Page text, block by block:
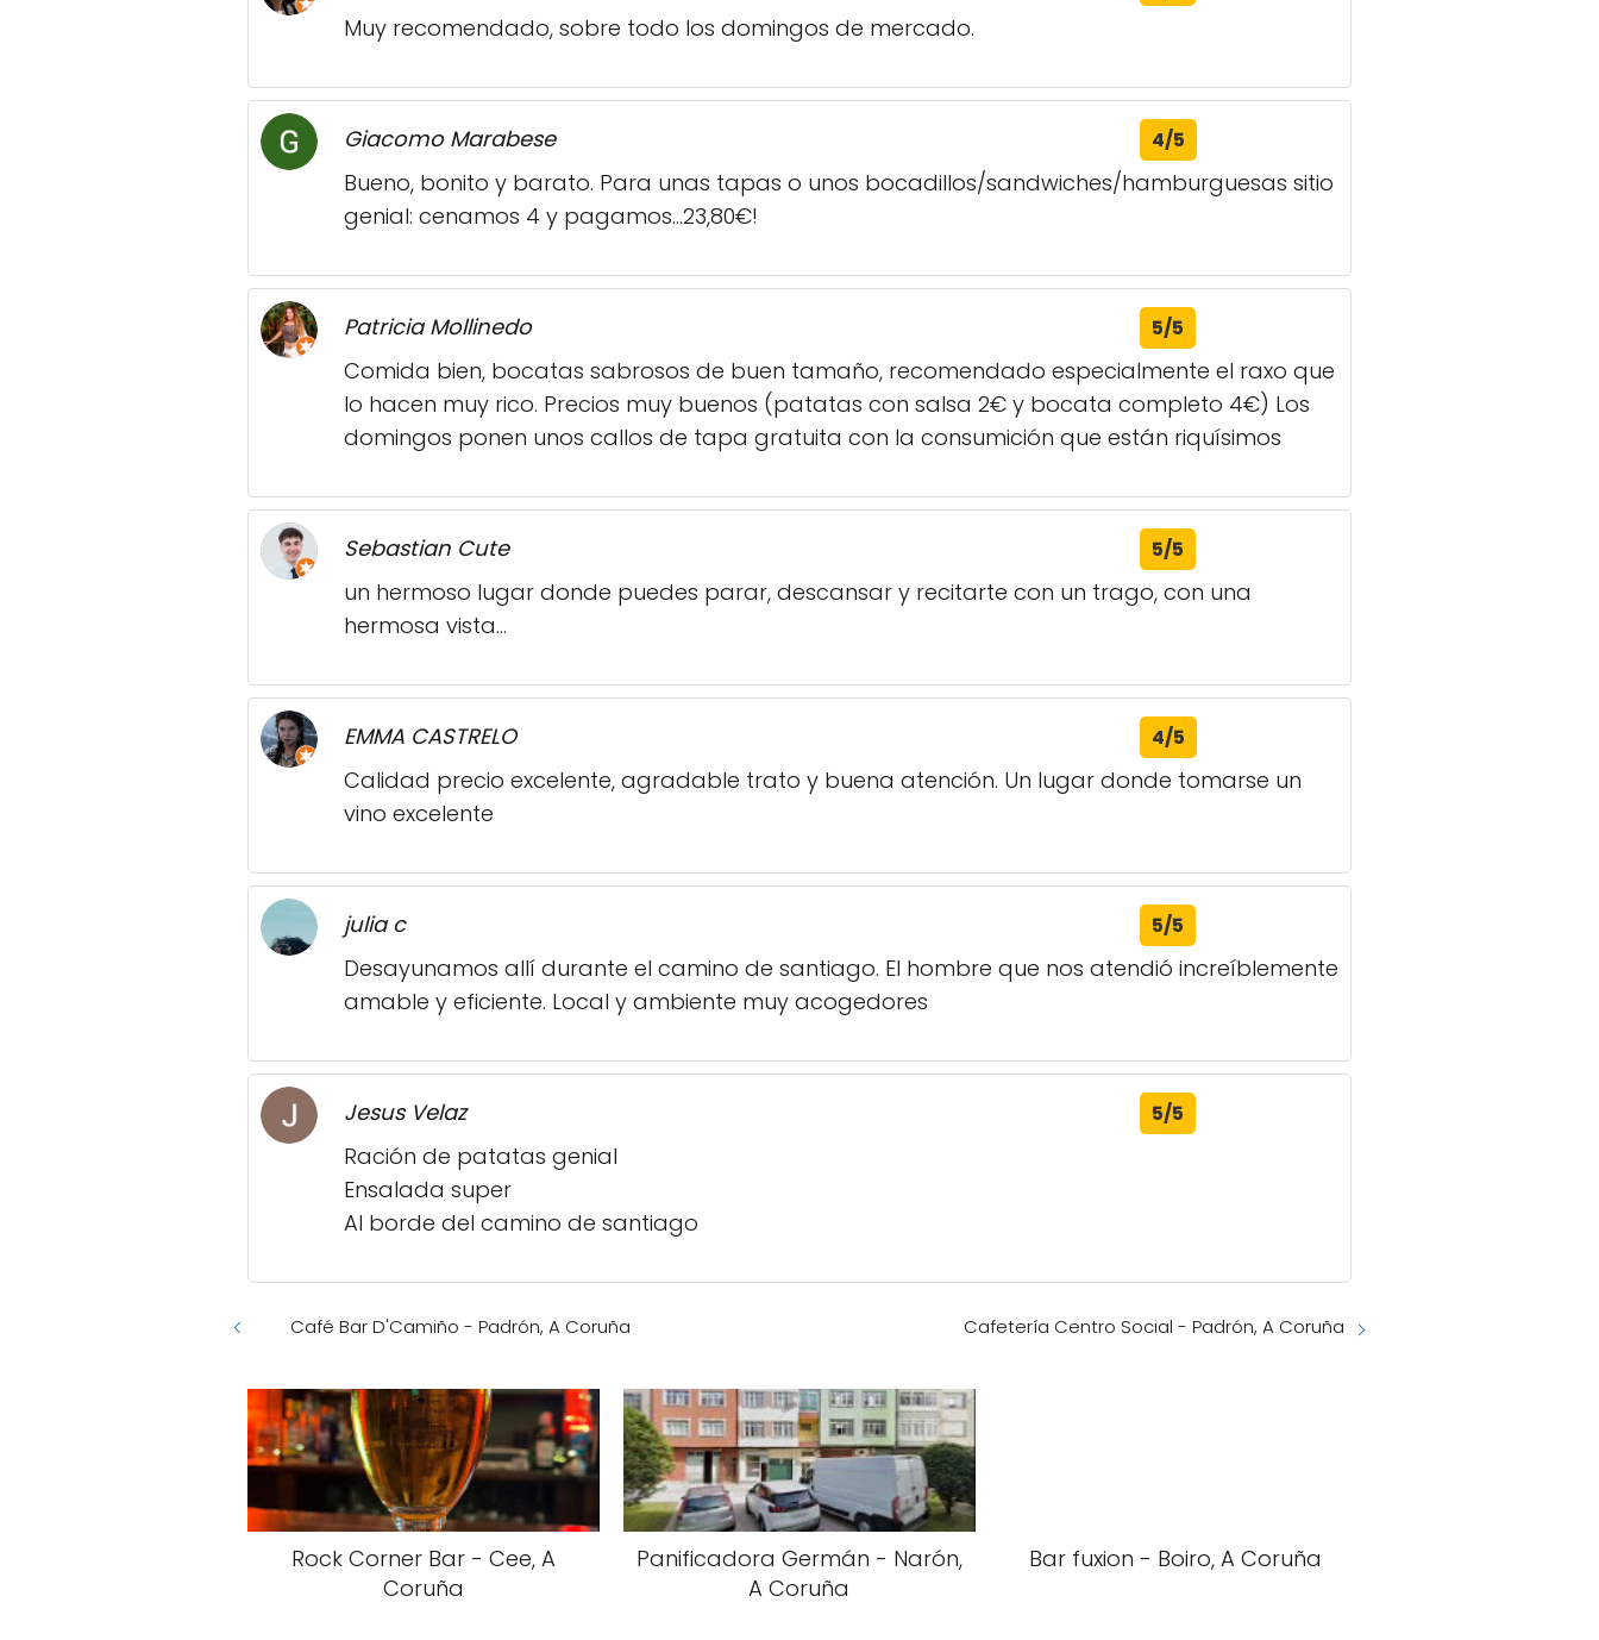
Muy recomendado, sobre todo los domingos de mercado.
Giacomo Marabese 4/5
Bueno, bonito y barato. Para unas tapas o unos bocadillos/sandwiches/hamburguesas sitio
genial: cenamos 4 y pagamos...23,80€!
Patricia Mollinedo 5/5
Comida bien, bocatas sabrosos de buen tamaño, recomendado especialmente el raxo que
lo hacen muy rico. Precios muy buenos (patatas con salsa 2€ y bocata completo 4€) Los
domingos ponen unos callos de tapa gratuita con la consumición que están riquísimos
Sebastian Cute 5/5
un hermoso lugar donde puedes parar, descansar y recitarte con un trago, con una
hermosa vista…
EMMA CASTRELO 4/5
Calidad precio excelente, agradable trato y buena atención. Un lugar donde tomarse un
vino excelente
julia c 5/5
Desayunamos allí durante el camino de santiago. El hombre que nos atendió increíblemente
amable y eficiente. Local y ambiente muy acogedores
Jesus Velaz 5/5
Ración de patatas genial
Ensalada super
Al borde del camino de santiago
Café Bar D'Camiño - Padrón, A Coruña Cafetería Centro Social - Padrón, A Coruña
Rock Corner Bar - Cee, A
Coruña
Panificadora Germán - Narón,
A Coruña
Bar fuxion - Boiro, A Coruña